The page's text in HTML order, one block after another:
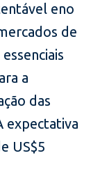
eno
de
a
das
expectativa
US$5